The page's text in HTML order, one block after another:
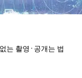
는 촬영·공개는 법